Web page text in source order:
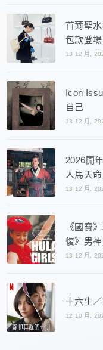
首爾聖
包款登場
13 12 月,
Icon
自己
13 12 月,
2026開
人馬天
13 12 月,
《國寶
復》男
13 12 月,
十六生
12 10 月,